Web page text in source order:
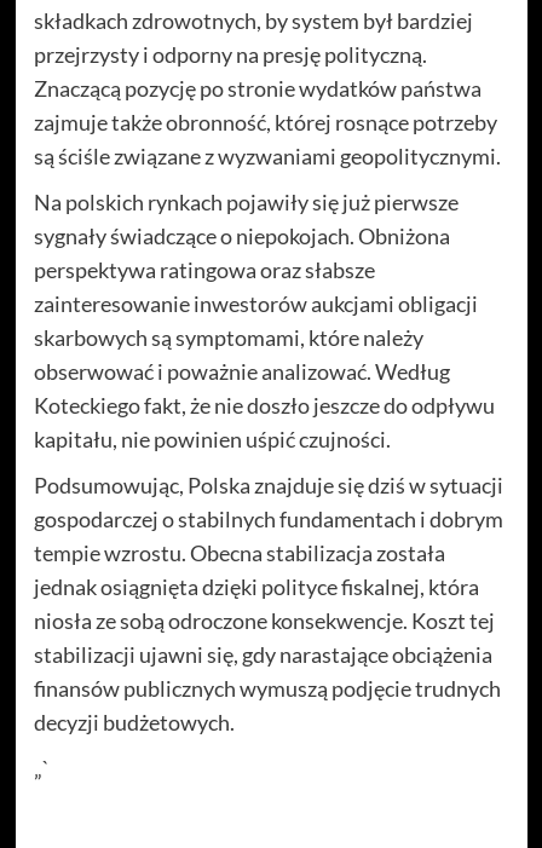
składkach zdrowotnych, by system był bardziej
przejrzysty i odporny na presję polityczną.
Znaczącą pozycję po stronie wydatków państwa
zajmuje także obronność, której rosnące potrzeby
są ściśle związane z wyzwaniami geopolitycznymi.
Na polskich rynkach pojawiły się już pierwsze
sygnały świadczące o niepokojach. Obniżona
perspektywa ratingowa oraz słabsze
zainteresowanie inwestorów aukcjami obligacji
skarbowych są symptomami, które należy
obserwować i poważnie analizować. Według
Koteckiego fakt, że nie doszło jeszcze do odpływu
kapitału, nie powinien uśpić czujności.
Podsumowując, Polska znajduje się dziś w sytuacji
gospodarczej o stabilnych fundamentach i dobrym
tempie wzrostu. Obecna stabilizacja została
jednak osiągnięta dzięki polityce fiskalnej, która
niosła ze sobą odroczone konsekwencje. Koszt tej
stabilizacji ujawni się, gdy narastające obciążenia
finansów publicznych wymuszą podjęcie trudnych
decyzji budżetowych.
„`